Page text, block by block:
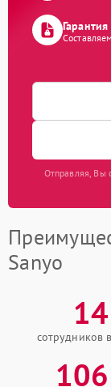
Отправляя, Вы
Sanyo
14
сотрудников